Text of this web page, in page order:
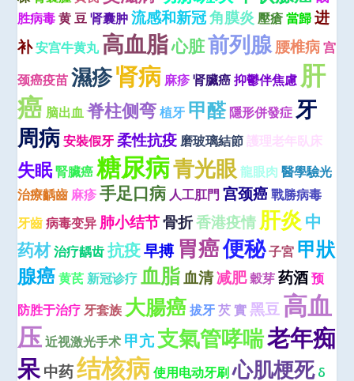
胜病毒 黄 豆 肾囊肿 流感和新冠角膜炎 壓瘡 當歸 进
补安宫牛黄丸 高血脂心脏前列腺腰椎病 宫
颈癌疫苗 濕疹肾病 麻疹肾臟癌 抑鬱伴焦慮 肝
癌 脑出血 脊柱侧弯 植牙 甲醛隱形併發症 牙
周病 安裝假牙 柔性抗疫 磨玻璃結節 護理老年臥床
失眠腎臟癌 糖尿病青光眼 龍眼肉 醫學驗光
治療齲齒 麻疹 手足口病 人工肛門 宫颈癌 戰勝病毒
牙齒 病毒变异 肺小结节骨折香港疫情肝炎 中
药材治疗龋齿 抗疫早搏 胃癌便秘子宮 甲狀
腺癌 黄芪 新冠诊疗 血脂血清减肥穀芽 药酒 预
防胜于治疗 牙套族 大腸癌 拔牙 芡 實 黑豆高血
压 近视激光手术 甲亢支氣管哮喘老年痴
呆中药结核病 使用电动牙刷 心肌梗死 δ